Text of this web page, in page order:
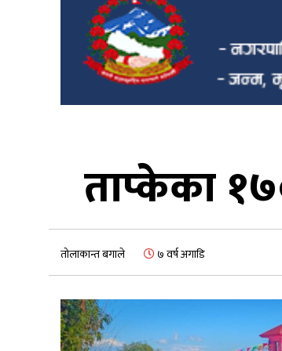
ताप्केका
तोलाकान्त बगाले ७ वर्ष अगाडि